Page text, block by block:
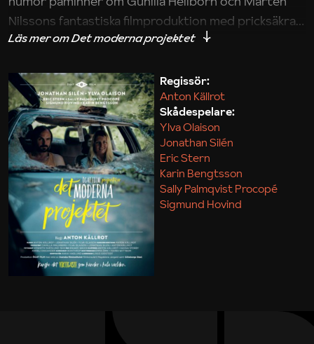
Nilssons fantastiska filmproduktion med pricksäkra
iakttagelser om hur svårt det kan vara att omsätta
Maja Kekonius
Regissör:
Anton Källrot
Skådespelare:
Ylva Olaison
Jonathan Silén
Eric Stern
Karin Bengtsson
Sally Palmqvist Procopé
Sigmund Hovind